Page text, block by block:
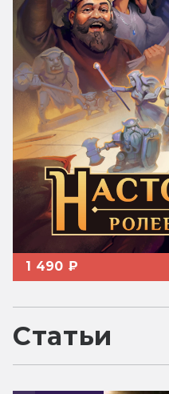
1 490 ₽
Статьи